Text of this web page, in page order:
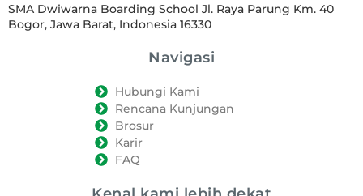
SMA Dwiwarna Boarding School Jl. Raya Parung Km. 40
Bogor, Jawa Barat, Indonesia 16330
Navigasi
Hubungi Kami
Rencana Kunjungan
Brosur
Karir
FAQ